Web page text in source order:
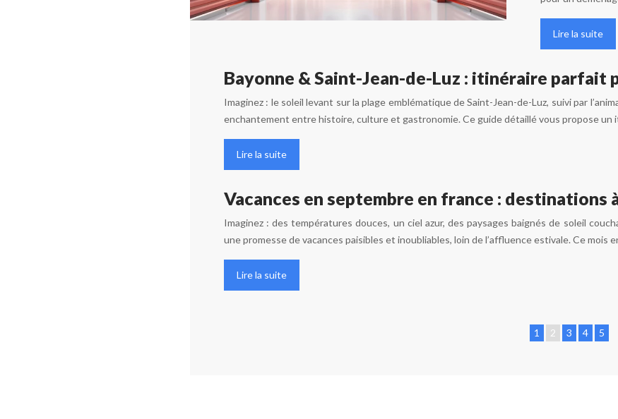
Lire la suite
Bayonne & Saint-Jean-de-Luz : itinéraire parfait
Imaginez : le soleil levant sur la plage emblématique de Saint-Jean-de-Luz, suivi par
enchantement entre histoire, culture et gastronomie. Ce guide détaillé vous propose un
Lire la suite
Vacances en septembre en france : destinations
Imaginez : des températures douces, un ciel azur, des paysages baignés de soleil
une promesse de vacances paisibles et inoubliables, loin de l’affluence estivale. Ce mois
Lire la suite
1 2 3 4 5